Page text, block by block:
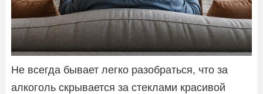
Не всегда бывает легко разобраться, что за
алкоголь скрывается за стеклами красивой